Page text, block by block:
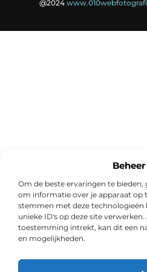
Om de beste ervaringen te
om informatie over je apparaat op
stemmen met deze technologieën
unieke ID's op deze site
toestemming intrekt, kan dit een
en mogelijkheden.
@2024